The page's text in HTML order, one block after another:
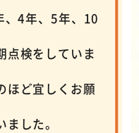
、4年、5年、10
点検をしていま
ほど宜しくお願
した。